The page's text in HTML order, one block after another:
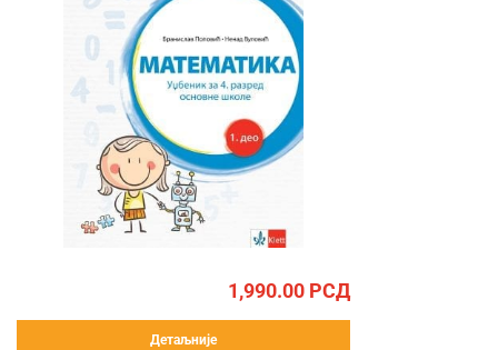
1,990.00 РСД
Детаљније